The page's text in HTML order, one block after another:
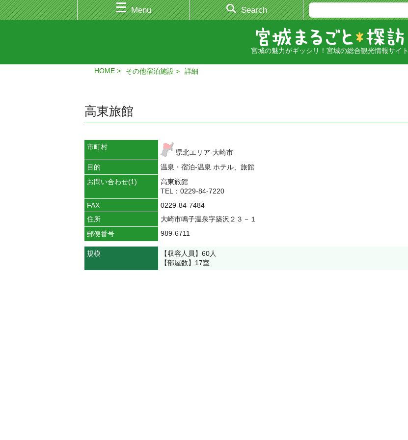
Menu Search
宮城の魅力がギッシリ！宮城の総合観光情報サイト
HOME その他宿泊施設 詳細
高東旅館
市町村
県北エリア-大崎市
目的
温泉・宿泊-温泉 ホテル、旅館
お問い合わせ(1)
高東旅館
TEL：0229-84-7220
FAX
0229-84-7484
住所
大崎市鳴子温泉字築沢２３－１
郵便番号
989-6711
規模
【収容人員】60人
【部屋数】17室